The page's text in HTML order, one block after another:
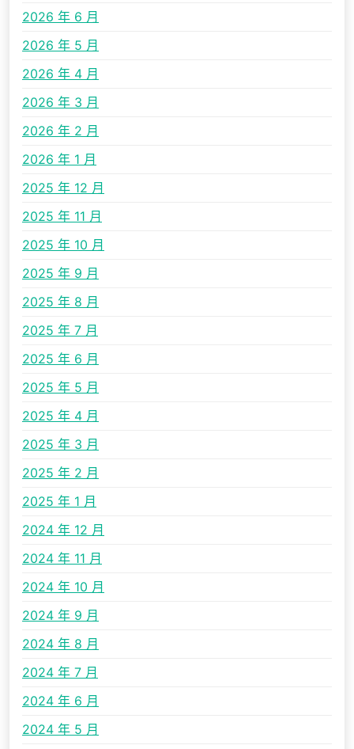
2026 年 6 月
2026 年 5 月
2026 年 4 月
2026 年 3 月
2026 年 2 月
2026 年 1 月
2025 年 12 月
2025 年 11 月
2025 年 10 月
2025 年 9 月
2025 年 8 月
2025 年 7 月
2025 年 6 月
2025 年 5 月
2025 年 4 月
2025 年 3 月
2025 年 2 月
2025 年 1 月
2024 年 12 月
2024 年 11 月
2024 年 10 月
2024 年 9 月
2024 年 8 月
2024 年 7 月
2024 年 6 月
2024 年 5 月